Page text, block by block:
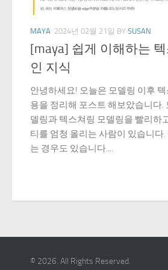
MAYA 2024년 02월 21일 BY SUSAN
[maya] 쉽게 이해하는
인 지식
안녕하세요! 오늘은 모델링 이후
용을 정리해 포스트 해보았습니다
델링과 텍스쳐링 모델링을 빨리하
티를 엄청 올리는 사람이 있습니다
는 경우도 있습니다....
© 2026. All Rights Reserved.